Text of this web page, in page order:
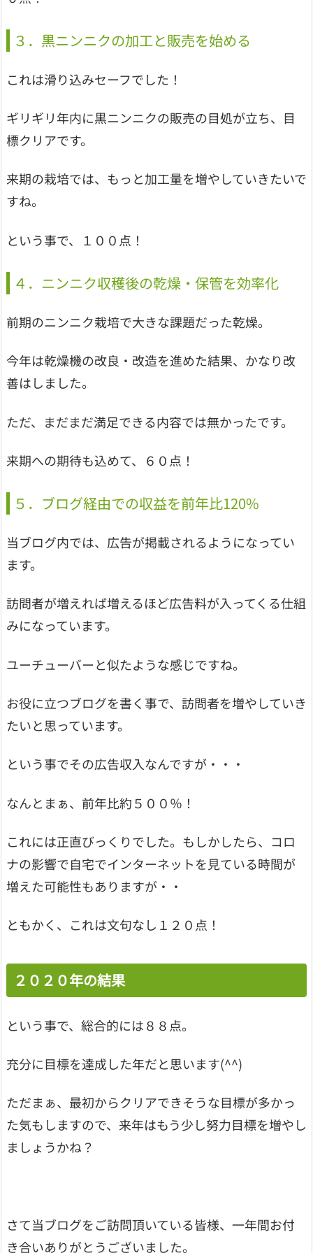
３．黒ニンニクの加工と販売を始める
これは滑り込みセーフでした！
ギリギリ年内に黒ニンニクの販売の目処が立ち、目
標クリアです。
来期の栽培では、もっと加工量を増やしていきたいで
すね。
という事で、１００点！
４．ニンニク収穫後の乾燥・保管を効率化
前期のニンニク栽培で大きな課題だった乾燥。
今年は乾燥機の改良・改造を進めた結果、かなり改
善はしました。
ただ、まだまだ満足できる内容では無かったです。
来期への期待も込めて、６０点！
５．ブログ経由での収益を前年比120%
当ブログ内では、広告が掲載されるようになってい
ます。
訪問者が増えれば増えるほど広告料が入ってくる仕組
みになっています。
ユーチューバーと似たような感じですね。
お役に立つブログを書く事で、訪問者を増やしていき
たいと思っています。
という事でその広告収入なんですが・・・
なんとまぁ、前年比約５００％！
これには正直びっくりでした。もしかしたら、コロ
ナの影響で自宅でインターネットを見ている時間が
増えた可能性もありますが・・
ともかく、これは文句なし１２０点！
２０２０年の結果
という事で、総合的には８８点。
充分に目標を達成した年だと思います(^^)
ただまぁ、最初からクリアできそうな目標が多かっ
た気もしますので、来年はもう少し努力目標を増やし
ましょうかね？
さて当ブログをご訪問頂いている皆様、一年間お付
き合いありがとうございました。